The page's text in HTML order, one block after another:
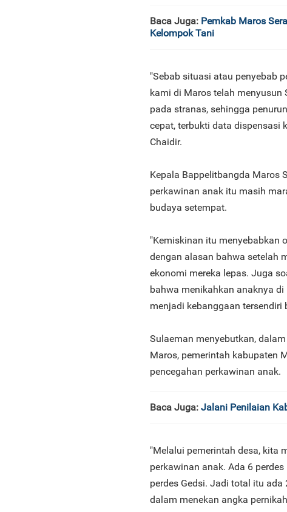
Baca Juga: Pemkab Maros
Kelompok Tani
"Sebab situasi atau penyebab
kami di Maros telah menyusun
pada stranas, sehingga
cepat, terbukti data dispensasi
Chaidir.
Kepala Bappelitbangda Maros
perkawinan anak itu masih
budaya setempat.
"Kemiskinan itu menyebabkan
dengan alasan bahwa setelah
ekonomi mereka lepas. Juga
bahwa menikahkan anaknya
menjadi kebanggaan tersendiri
Sulaeman menyebutkan,
Maros, pemerintah kabupaten
pencegahan perkawinan anak.
Baca Juga: Jalani Penilaian
"Melalui pemerintah desa, kita
perkawinan anak. Ada 6
perdes Gedsi. Jadi total itu
dalam menekan angka